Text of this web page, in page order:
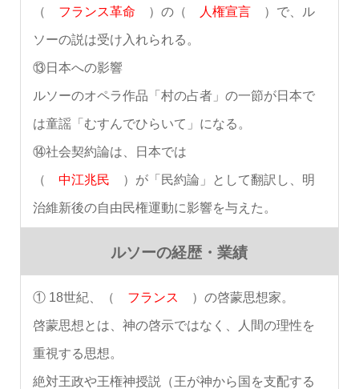
（ フランス革命 ）の（ 人権宣言 ）で、ル
ソーの説は受け入れられる。
⑬日本への影響
ルソーのオペラ作品「村の占者」の一節が日本で
は童謡「むすんでひらいて」になる。
⑭社会契約論は、日本では
（ 中江兆民 ）が「民約論」として翻訳し、明
治維新後の自由民権運動に影響を与えた。
ルソーの経歴・業績
① 18世紀、（ フランス ）の啓蒙思想家。
啓蒙思想とは、神の啓示ではなく、人間の理性を
重視する思想。
絶対王政や王権神授説（王が神から国を支配する